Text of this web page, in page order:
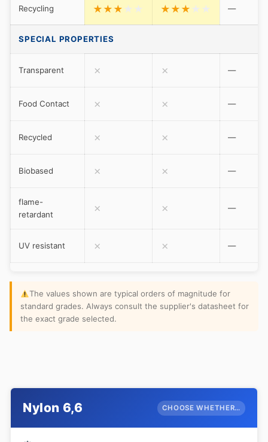
Recycling ★ ★ ★ ★ ★ ★ ★ ★ ★ ★ —
SPECIAL PROPERTIES
Transparent ✗ ✗ —
Food Contact ✗ ✗ —
Recycled ✗ ✗ —
Biobased ✗ ✗ —
flame-
retardant
✗ ✗ —
UV resistant ✗ ✗ —
The values shown are typical orders of magnitude for
standard grades. Always consult the supplier's datasheet for
the exact grade selected.
Nylon 6,6 CHOOSE WHETHER…